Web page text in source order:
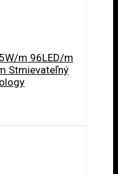
m 96LED/m
Stmievateľný